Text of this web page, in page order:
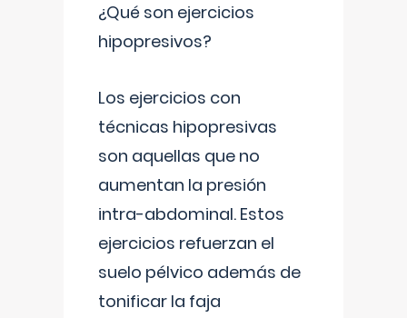
¿Qué son ejercicios
hipopresivos?
Los ejercicios con
técnicas hipopresivas
son aquellas que no
aumentan la presión
intra-abdominal. Estos
ejercicios refuerzan el
suelo pélvico además de
tonificar la faja